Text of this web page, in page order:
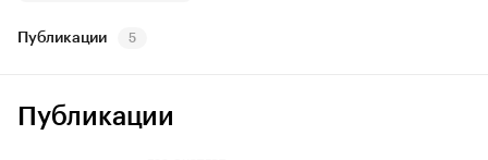
Публикации 5
Публикации